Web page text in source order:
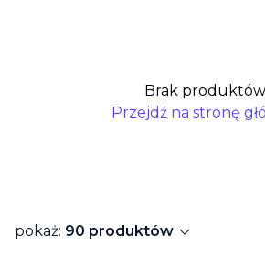
Brak produktów
Przejdź na stronę
pokaż: 90 produktów expand_more